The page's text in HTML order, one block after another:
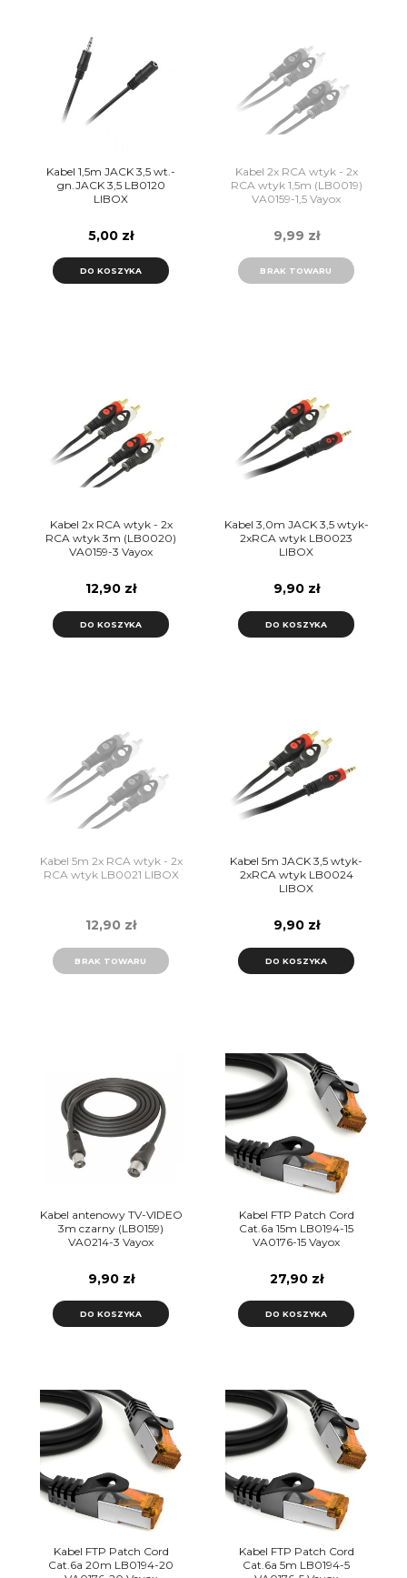
Kabel 1,5m JACK 3,5 wt.-
gn.JACK 3,5 LB0120
LIBOX
5,00 zł
DO KOSZYKA
Kabel 2x RCA wtyk - 2x
RCA wtyk 1,5m (LB0019)
VA0159-1,5 Vayox
9,99 zł
BRAK TOWARU
Kabel 2x RCA wtyk - 2x
RCA wtyk 3m (LB0020)
VA0159-3 Vayox
12,90 zł
DO KOSZYKA
Kabel 3,0m JACK 3,5 wtyk-
2xRCA wtyk LB0023
LIBOX
9,90 zł
DO KOSZYKA
Kabel 5m 2x RCA wtyk - 2x
RCA wtyk LB0021 LIBOX
12,90 zł
BRAK TOWARU
Kabel 5m JACK 3,5 wtyk-
2xRCA wtyk LB0024
LIBOX
9,90 zł
DO KOSZYKA
Kabel antenowy TV-VIDEO
3m czarny (LB0159)
VA0214-3 Vayox
9,90 zł
DO KOSZYKA
Kabel FTP Patch Cord
Cat.6a 15m LB0194-15
VA0176-15 Vayox
27,90 zł
DO KOSZYKA
Kabel FTP Patch Cord
Cat.6a 20m LB0194-20
Kabel FTP Patch Cord
Cat.6a 5m LB0194-5